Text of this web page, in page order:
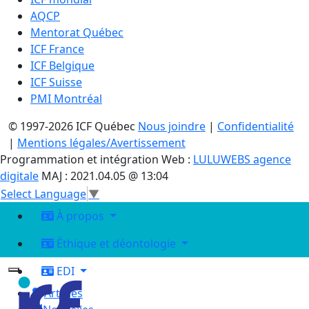
AQCP
Mentorat Québec
ICF France
ICF Belgique
ICF Suisse
PMI Montréal
© 1997-2026 ICF Québec Nous joindre | Confidentialité
| Mentions légales/Avertissement
Programmation et intégration Web : LULUWEBS agence
digitale MAJ : 2021.04.05 @ 13:04
Select Language▼
À propos
Éthique et déontologie
EDI
Articles